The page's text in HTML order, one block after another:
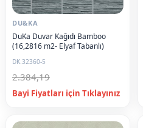
DU&KA
DuKa Duvar Kağıdı Bamboo
(16,2816 m2- Elyaf Tabanlı)
DK.32360-5
2.384,19